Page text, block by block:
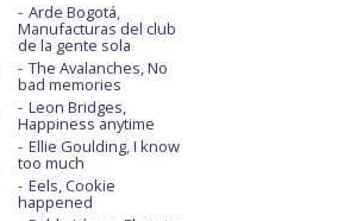
Arde Bogotá,
Manufacturas del club
de la gente sola
The Avalanches, No
bad memories
Leon Bridges,
Happiness anytime
Ellie Goulding, I know
too much
Eels, Cookie
happened